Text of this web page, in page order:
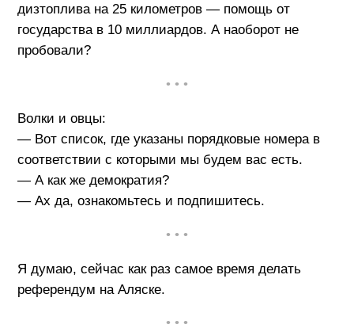
дизтоплива на 25 километров — помощь от
государства в 10 миллиардов. А наоборот не
пробовали?
• • •
Волки и овцы:
— Вот список, где указаны порядковые номера в
соответствии с которыми мы будем вас есть.
— А как же демократия?
— Ах да, ознакомьтесь и подпишитесь.
• • •
Я думаю, сейчас как раз самое время делать
референдум на Аляске.
• • •